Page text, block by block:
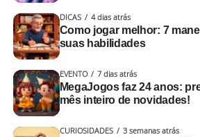
DICAS 4 dias atrás
Como jogar melhor: 7
suas habilidades
EVENTO 7 dias atrás
MegaJogos faz 24 anos:
mês inteiro de novidades!
CURIOSIDADES 3 semanas atrás